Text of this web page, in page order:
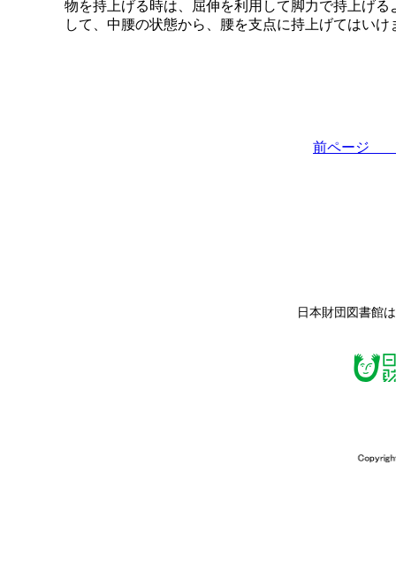
物を持上げる時は、屈伸を利用して脚力で持上げ
して、中腰の状態から、腰を支点に持上げてはいけ
前ペー
日本財団図書館